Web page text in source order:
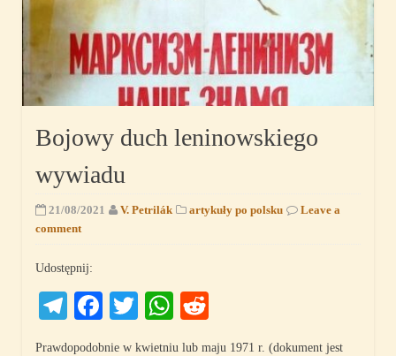
Bojowy duch leninowskiego
wywiadu
21/08/2021 V. Petrilák artykuły po polsku
Leave a
comment
Udostępnij:
Telegram
Facebook
TwitterWhatsApp
Prawdopodobnie w kwietniu lub maju 1971 r. (dokument jest